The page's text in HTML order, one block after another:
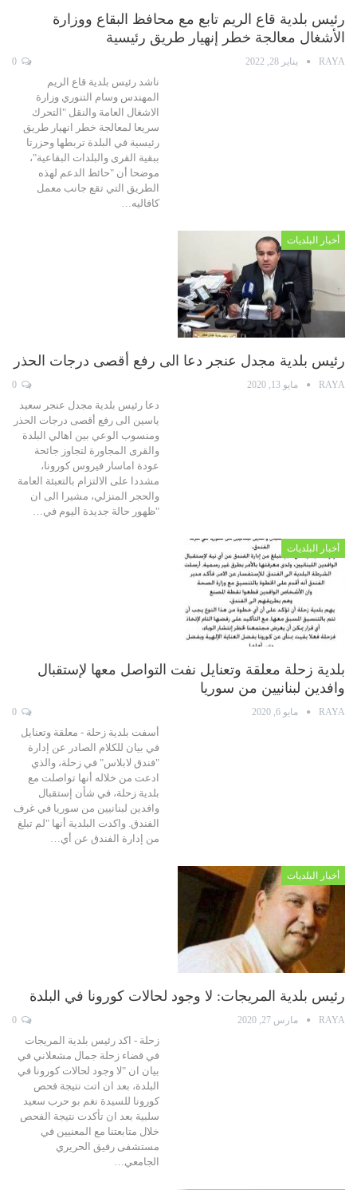
رئيس بلدية قاع الريم تابع مع محافظ البقاع ووزارة
الأشغال معالجة خطر إنهيار طريق رئيسية
RAYA يناير 28, 2022
ناشد رئيس بلدية قاع الريم
المهندس وسام التنوري وزارة
الاشغال العامة والنقل "التحرك
سريعا لمعالجة خطر انهيار طريق
رئيسية في البلدة تربطها وحزرتا
ببقية القرى والبلدات البقاعية"،
موضحا أن "حائط الدعم لهذه
الطريق التي تقع جانب معمل
كافاليه…
أخبار البلديات
رئيس بلدية مجدل عنجر دعا الى رفع أقصى درجات الحذر
RAYA مايو 13, 2020
دعا رئيس بلدية مجدل عنجر سعيد
ياسين الى رفع أقصى درجات الحذر
ومنسوب الوعي بين اهالي البلدة
والقرى المجاورة لتجاوز جائحة
عودة اماسار فيروس كورونا،
مشددا على الالتزام بالتعبئة العامة
والحجر المنزلي، مشيرا الى ان
"ظهور حالة جديدة اليوم في…
أخبار البلديات
بلدية زحلة معلقة وتعنايل نفت التواصل معها لإستقبال
وافدين لبنانيين من سوريا
RAYA مايو 6, 2020
أسفت بلدية زحلة - معلقة وتعنايل
في بيان للكلام الصادر عن إدارة
"فندق لابلاس" في زحلة، والذي
ادعت من خلاله أنها تواصلت مع
بلدية زحلة، في شأن إستقبال
وافدين لبنانيين من سوريا في غرف
الفندق. واكدت البلدية أنها "لم تبلغ
من إدارة الفندق عن أي…
أخبار البلديات
رئيس بلدية المريجات: لا وجود لحالات كورونا في البلدة
RAYA مارس 27, 2020
زحلة - اكد رئيس بلدية المريجات
في قضاء زحلة جمال مشعلاني في
بيان ان "لا وجود لحالات كورونا في
البلدة، بعد ان اتت نتيجة فحص
كورونا للسيدة نغم بو حرب سعيد
سلبية بعد ان تأكدت نتيجة الفحص
خلال متابعتنا مع المعنيين في
مستشفى رفيق الحريري
الجامعي…